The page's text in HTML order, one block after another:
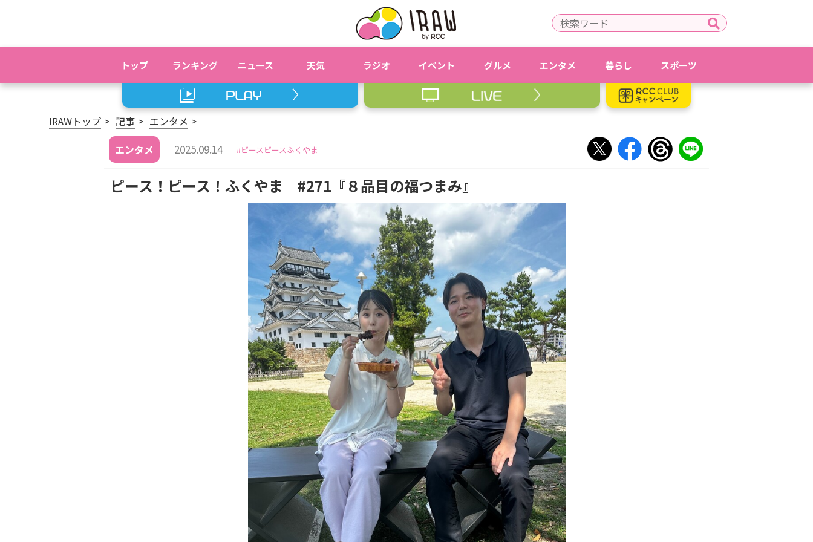
トップ ランキング ニュース 天気 ラジオ イベント グルメ エンタメ 暮らし スポーツ
IRAWトップ 記事
エンタメ
エンタメ
2025.09.14 ピースピースふくやま
ピース！ピース！ふくやま #271『８品目の福つまみ』